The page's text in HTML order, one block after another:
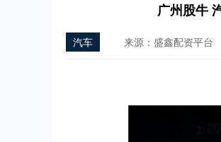
广州股牛
汽车 来源：盛鑫配资平台